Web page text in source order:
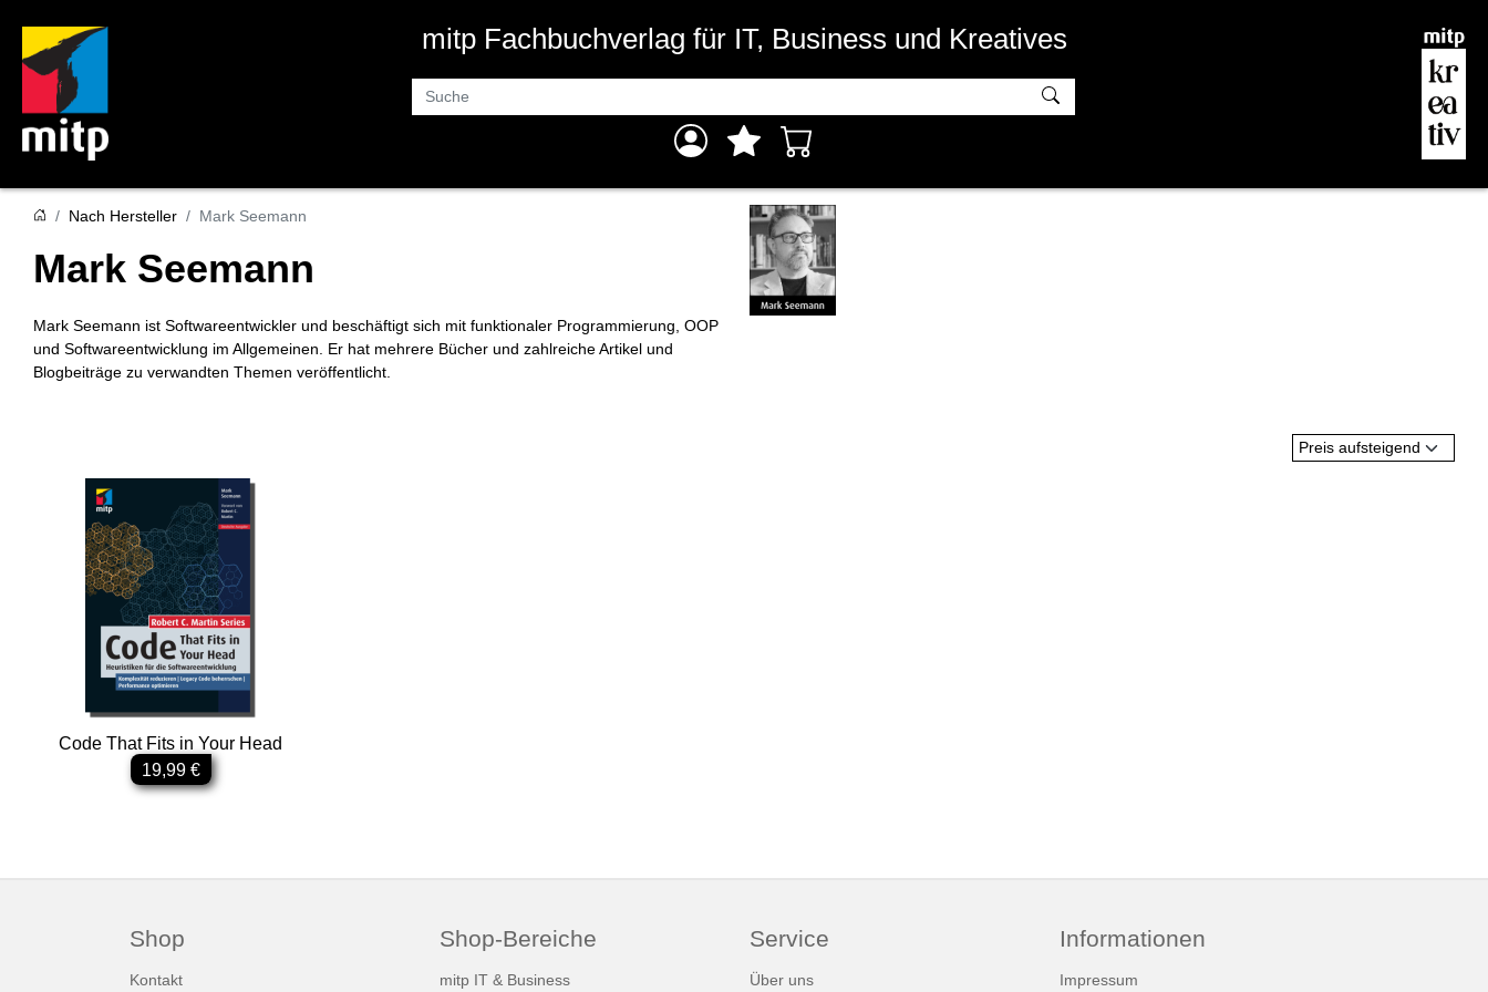
mitp Fachbuchverlag für IT, Business und Kreatives
Suche
Nach Hersteller Mark Seemann
Mark Seemann
Mark Seemann ist Softwareentwickler und beschäftigt sich mit funktionaler Programmierung, OOP
und Softwareentwicklung im Allgemeinen. Er hat mehrere Bücher und zahlreiche Artikel und
Blogbeiträge zu verwandten Themen veröffentlicht.
Preis aufsteigend
Code That Fits in Your Head
19,99 €
Shop
Kontakt
Shop-Bereiche
mitp IT & Business
Service
Über uns
Informationen
Impressum